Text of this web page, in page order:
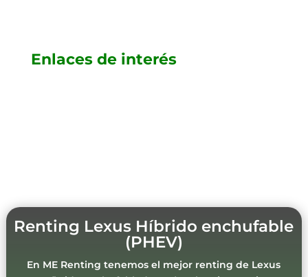
Enlaces de interés
Renting Lexus Híbrido enchufable
(PHEV)
En ME Renting tenemos el mejor renting de Lexus